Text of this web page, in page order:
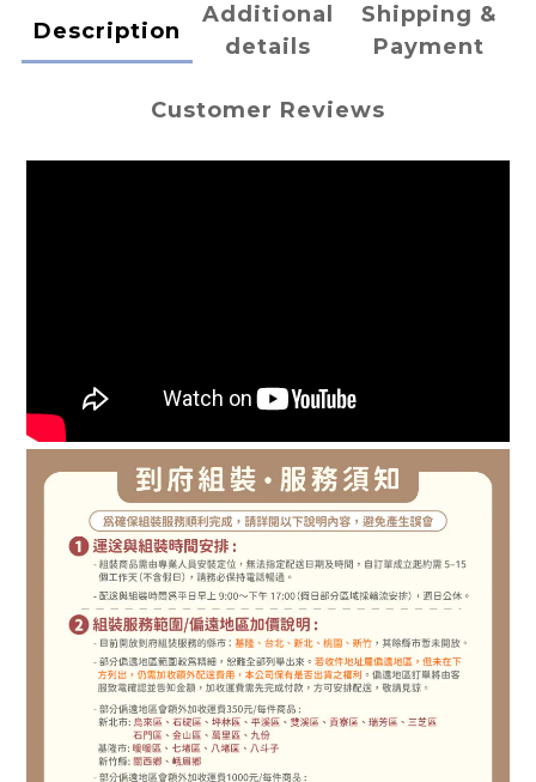
Description
Additional
details
Shipping &
Payment
Customer Reviews